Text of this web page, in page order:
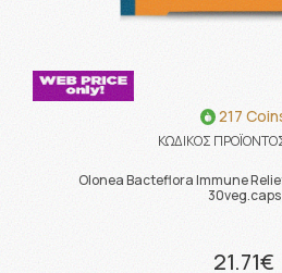
217
ΚΩΔΙΚΟΣ
Olonea Bacteflora Immune
30veg.caps
21.71€